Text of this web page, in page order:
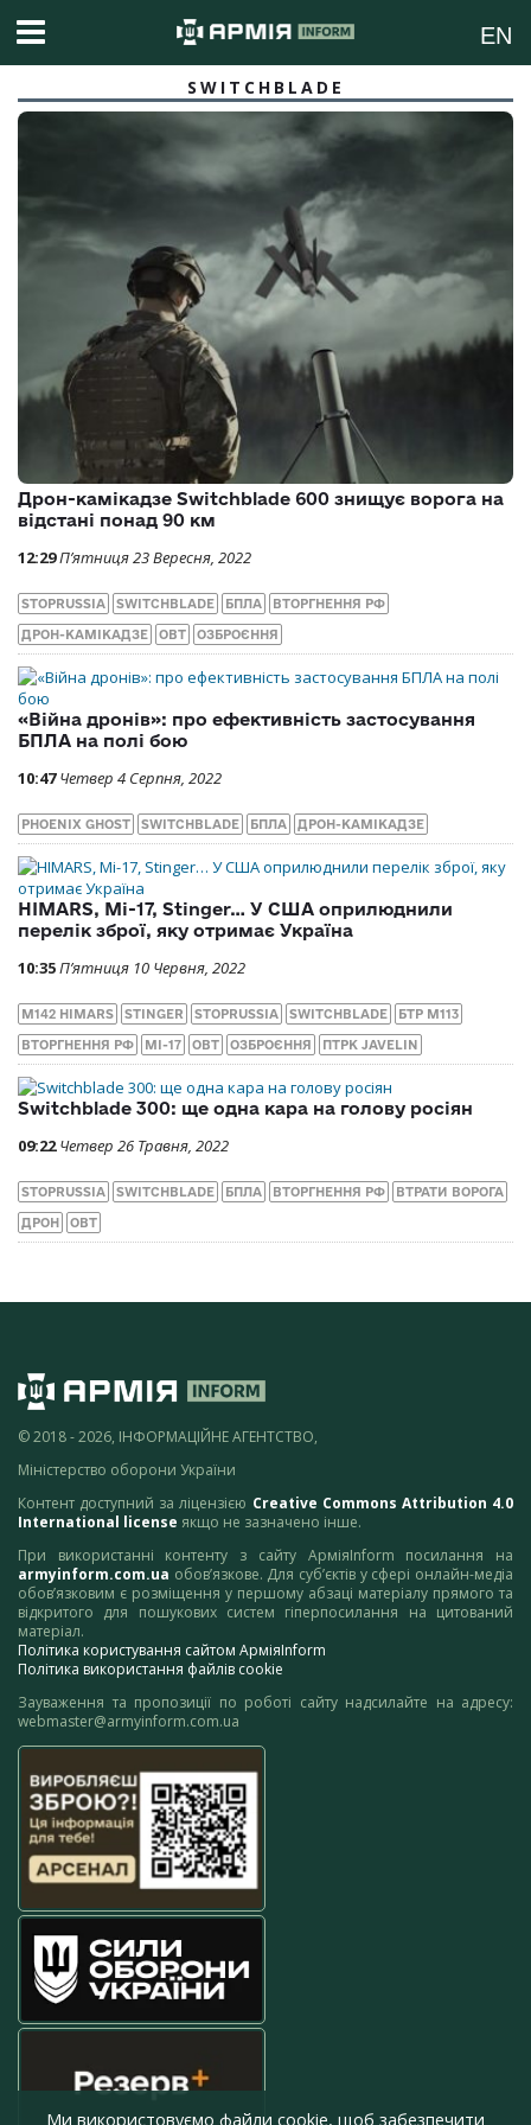
EN
SWITCHBLADE
Дрон-камікадзе Switchblade 600 знищує ворога на
відстані понад 90 км
12:29П’ятниця 23 Вересня, 2022
STOPRUSSIA SWITCHBLADE БПЛА ВТОРГНЕННЯ РФ
ДРОН-КАМІКАДЗЕ ОВТ ОЗБРОЄННЯ
«Війна дронів»: про ефективність застосування
БПЛА на полі бою
10:47 Четвер 4 Серпня, 2022
PHOENIX GHOST SWITCHBLADE БПЛА ДРОН-КАМІКАДЗЕ
HIMARS, Мі-17, Stinger… У США оприлюднили
перелік зброї, яку отримає Україна
10:35П’ятниця 10 Червня, 2022
M142 HIMARS STINGER STOPRUSSIA SWITCHBLADE БТР М113
ВТОРГНЕННЯ РФ МІ-17 ОВТ ОЗБРОЄННЯ ПТРК JAVELIN
Switchblade 300: ще одна кара на голову росіян
09:22 Четвер 26 Травня, 2022
STOPRUSSIA SWITCHBLADE БПЛА ВТОРГНЕННЯ РФ ВТРАТИ ВОРОГА
ДРОН ОВТ
© 2018 - 2026, ІНФОРМАЦІЙНЕ АГЕНТСТВО,
Міністерство оборони України
Контент доступний за ліцензією Creative Commons Attribution 4.0
International license якщо не зазначено інше.
При використанні контенту з сайту АрміяInform посилання на
armyinform.com.ua обов’язкове. Для суб’єктів у сфері онлайн-медіа
обов’язковим є розміщення у першому абзаці матеріалу прямого та
відкритого для пошукових систем гіперпосилання на цитований
матеріал.
Політика користування сайтом АрміяInform
Політика використання файлів cookie
Зауваження та пропозиції по роботі сайту надсилайте на адресу:
webmaster@armyinform.com.ua
Ми використовуємо файли cookie, щоб забезпечити